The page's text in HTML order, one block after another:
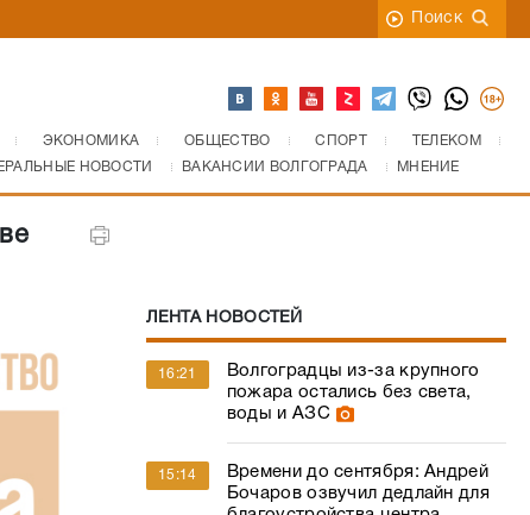
Поиск
ЭКОНОМИКА ОБЩЕСТВО СПОРТ
ТЕЛЕКОМ
НОВОСТИ ВАКАНСИИ ВОЛГОГРАДА МНЕНИЕ
ЛЕНТА НОВОСТЕЙ
16:21
Волгоградцы из-за крупного
пожара остались без света,
воды и АЗС
15:14
Времени до сентября: Андрей
Бочаров озвучил дедлайн для